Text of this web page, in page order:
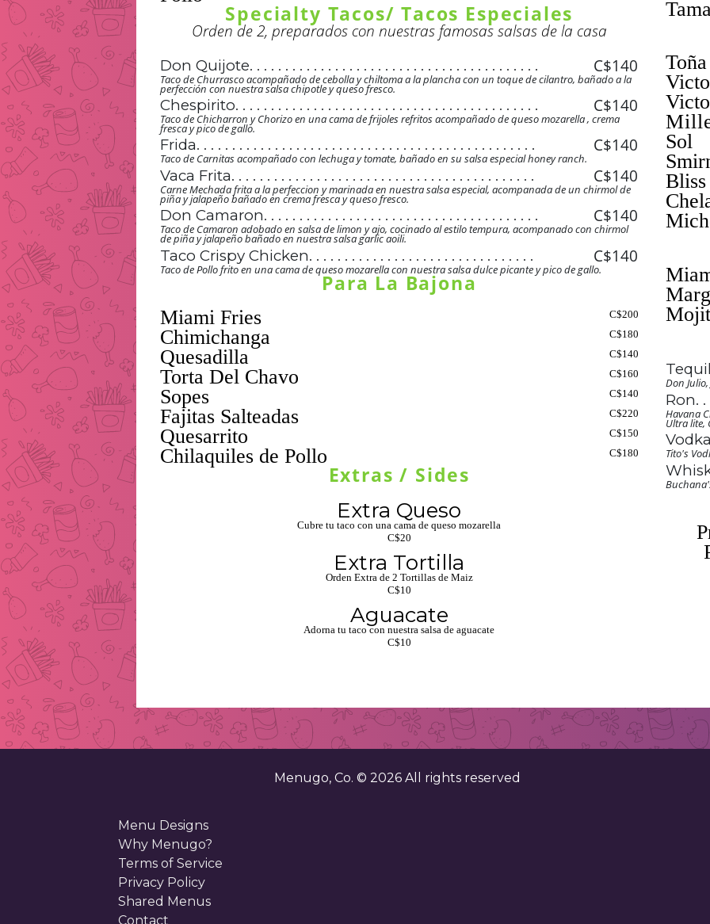
. . . . . . . . . . . . . . . . . . . . . . . . . . . . . . . . . . . . . . .
. . . . . . . . . . . . . . . . . . . . . . . . . . . . . . . . . . . . . . .
. . . . . . . . . . . . . . . . . . . . . . . . . . . . . . . . . . . . . . .
. . . . . . . . . . . . . . . . . . . . . . . . . . . . . . . . . . . . .
. . . . . . . . . . . . . . . . . . . . . . . . . . . . . . . . . . . . .
. . . . . . . . . . . . . . . . . . . . . . . . . . . . . . . . . . . . .
. . . . . . . . . . . . . . . . . . . . . . . . . . . . . . . . . . . . .
. . . . . . . . . . . . . . . . . . . . . . . . . . . . . . . . . . . . .
. . . . . . . . . . . . . . . . . . . . . . . . . . . . . . . . . .
Orden de 2, preparados con nuestras famosas salsas de la casa
Don Quijote. . . . . . . . . . . . . . . . . . . . . . . . . . . . . . . . . . . . . . . . .
. . . . . . . . . . . . . . . . . . . . . . . . . . . . . . . . . . . . . . . . .
. . . . . . . . . . . . . . . . . . . . . . . . . . . . . . . . . . . . . . . . .
. . . . . . . . . . . . . . . . . . . . . . . . . . . . . . . . . . . . . . . . .
. . . . . . . . . . . . . . . . . . . . . . . . . . . . . . . . . . . . . . . . .
. . . . . . . . . . . . . . . . . . . . . . . . . . . . . . . . . . . . . . . . .
. . . . . . . . . . . . . . . . . . . . . . . . . . . . . . . . . . . . . . . . .
. . . . . . . . . . . . . . . . . . . . . . . . . . . . . . . . . . . . . . . . .
. . . . . . . . . . . . . . . . . . . . . . . . . . . . . . . . . . . . . . . . .
. . . . . . . . . . . . . . . . . . . . . . . . . . . . . . . . . . . . . . . . .
. . . . . . . . . . . . . . . . . . . . . . . . . . . . . . . . . . . . . . . . .
. . . . . . . . . . . . . . . . . . . . . . . . . . . . . . . . . . . . . . . . .
. . . . . . . . . . . . . . . . . . . . . . . . . . . . . . . . . . . . . . . . .
. . . . . . . . . . . . . . . . . . . . . . . . . . . . . . . . . . . . . . . . .
. . . . . . . . . . . . . . . . . . . . . . . . . . . . . . . . . . . . . . . . .
. . . . . . . . . . . . . . . . . . . . . . . . . . . . . . . . . . . . . . . . .
. . . . . . . . . . . . . . . . . . . . . . . . . . . . . . . . . . . . . . . . .
C$140
Taco de Churrasco acompañado de cebolla y chiltoma a la plancha con un toque de cilantro, bañado a la
perfección con nuestra salsa chipotle y queso fresco.
Chespirito. . . . . . . . . . . . . . . . . . . . . . . . . . . . . . . . . . . . . . . . . . .
. . . . . . . . . . . . . . . . . . . . . . . . . . . . . . . . . . . . . . . . . . .
. . . . . . . . . . . . . . . . . . . . . . . . . . . . . . . . . . . . . . . . . . .
. . . . . . . . . . . . . . . . . . . . . . . . . . . . . . . . . . . . . . . . . . .
. . . . . . . . . . . . . . . . . . . . . . . . . . . . . . . . . . . . . . . . . . .
. . . . . . . . . . . . . . . . . . . . . . . . . . . . . . . . . . . . . . . . . . .
. . . . . . . . . . . . . . . . . . . . . . . . . . . . . . . . . . . . . . . . . . .
. . . . . . . . . . . . . . . . . . . . . . . . . . . . . . . . . . . . . . . . . . .
. . . . . . . . . . . . . . . . . . . . . . . . . . . . . . . . . . . . . . . . . . .
. . . . . . . . . . . . . . . . . . . . . . . . . . . . . . . . . . . . . . . . . . .
. . . . . . . . . . . . . . . . . . . . . . . . . . . . . . . . . . . . . . . . . . .
. . . . . . . . . . . . . . . . . . . . . . . . . . . . . . . . . . . . . . . . . . .
. . . . . . . . . . . . . . . . . . . . . . . . . . . . . . . . . . . . . . . . . . .
. . . . . . . . . . . . . . . . . . . . . . . . . . . . . . . . . . . . . . . . . . .
. . . . . . . . . . . . . . . . . . . . . . . . . . . . . . . . . . . . . . . . . . .
. . . . . . . . . . . .
C$140
Taco de Chicharron y Chorizo en una cama de frijoles refritos acompañado de queso mozarella , crema
fresca y pico de gallo.
Frida. . . . . . . . . . . . . . . . . . . . . . . . . . . . . . . . . . . . . . . . . . . . . . . .
. . . . . . . . . . . . . . . . . . . . . . . . . . . . . . . . . . . . . . . . . . . . . . . .
. . . . . . . . . . . . . . . . . . . . . . . . . . . . . . . . . . . . . . . . . . . . . . . .
. . . . . . . . . . . . . . . . . . . . . . . . . . . . . . . . . . . . . . . . . . . . . . . .
. . . . . . . . . . . . . . . . . . . . . . . . . . . . . . . . . . . . . . . . . . . . . . . .
. . . . . . . . . . . . . . . . . . . . . . . . . . . . . . . . . . . . . . . . . . . . . . . .
. . . . . . . . . . . . . . . . . . . . . . . . . . . . . . . . . . . . . . . . . . . . . . . .
. . . . . . . . . . . . . . . . . . . . . . . . . . . . . . . . . . . . . . . . . . . . . . . .
. . . . . . . . . . . . . . . . . . . . . . . . . . . . . . . . . . . . . . . . . . . . . . . .
. . . . . . . . . . . . . . . . . . . . . . . . . . . . . . . . . . . . . . . . . . . . . . . .
. . . . . . . . . . . . . . . . . . . . . . . . . . . . . . . . . . . . . . . . . . . . . . . .
. . . . . . . . . . . . . . . . . . . . . . . . . . . . . . . . . . . . . . . . . . . . . . . .
. . . . . . . . . . . . . . . . . . . . . . . . . . . . . . . . . . . . . . . . . . . . . . . .
. . . . . . . . . . . . . . . . . . . . . . . . . . . .
C$140
Taco de Carnitas acompañado con lechuga y tomate, bañado en su salsa especial honey ranch.
Vaca Frita. . . . . . . . . . . . . . . . . . . . . . . . . . . . . . . . . . . . . . . . . . .
. . . . . . . . . . . . . . . . . . . . . . . . . . . . . . . . . . . . . . . . . . .
. . . . . . . . . . . . . . . . . . . . . . . . . . . . . . . . . . . . . . . . . . .
. . . . . . . . . . . . . . . . . . . . . . . . . . . . . . . . . . . . . . . . . . .
. . . . . . . . . . . . . . . . . . . . . . . . . . . . . . . . . . . . . . . . . . .
. . . . . . . . . . . . . . . . . . . . . . . . . . . . . . . . . . . . . . . . . . .
. . . . . . . . . . . . . . . . . . . . . . . . . . . . . . . . . . . . . . . . . . .
. . . . . . . . . . . . . . . . . . . . . . . . . . . . . . . . . . . . . . . . . . .
. . . . . . . . . . . . . . . . . . . . . . . . . . . . . . . . . . . . . . . . . . .
. . . . . . . . . . . . . . . . . . . . . . . . . . . . . . . . . . . . . . . . . . .
. . . . . . . . . . . . . . . . . . . . . . . . . . . . . . . . . . . . . . . . . . .
. . . . . . . . . . . . . . . . . . . . . . . . . . . . . . . . . . . . . . . . . . .
. . . . . . . . . . . . . . . . . . . . . . . . . . . . . . . . . . . . . . . . . . .
. . . . . . . . . . . . . . . . . . . . . . . . . . . . . . . . . . . . . . . . . . .
. . . . . . . . . . . . . . . . . . . . . . . . . . . . . . . . . . . . . . . . . . .
C$140
Carne Mechada frita a la perfeccion y marinada en nuestra salsa especial, acompanada de un chirmol de
piña y jalapeño bañado en crema fresca y queso fresco.
Don Camaron. . . . . . . . . . . . . . . . . . . . . . . . . . . . . . . . . . . . . . .
. . . . . . . . . . . . . . . . . . . . . . . . . . . . . . . . . . . . . . .
. . . . . . . . . . . . . . . . . . . . . . . . . . . . . . . . . . . . . . .
. . . . . . . . . . . . . . . . . . . . . . . . . . . . . . . . . . . . . . .
. . . . . . . . . . . . . . . . . . . . . . . . . . . . . . . . . . . . . . .
. . . . . . . . . . . . . . . . . . . . . . . . . . . . . . . . . . . . . . .
. . . . . . . . . . . . . . . . . . . . . . . . . . . . . . . . . . . . . . .
. . . . . . . . . . . . . . . . . . . . . . . . . . . . . . . . . . . . . . .
. . . . . . . . . . . . . . . . . . . . . . . . . . . . . . . . . . . . . . .
. . . . . . . . . . . . . . . . . . . . . . . . . . . . . . . . . . . . . . .
. . . . . . . . . . . . . . . . . . . . . . . . . . . . . . . . . . . . . . .
. . . . . . . . . . . . . . . . . . . . . . . . . . . . . . . . . . . . . . .
. . . . . . . . . . . . . . . . . . . . . . . . . . . . . . . . . . . . .
C$140
Taco de Camaron adobado en salsa de limon y ajo, cocinado al estilo tempura, acompanado con chirmol
de piña y jalapeño bañado en nuestra salsa garlic aoili.
Taco Crispy Chicken. . . . . . . . . . . . . . . . . . . . . . . . . . . . . . . .
. . . . . . . . . . . . . . . . . . . . . . . . . . . . . . . .
. . . . . . . . . . . . . . . . . . . . . . . . . . . . . . . .
. . . . . . . . . . . . . . . . . . . . . . . . . . . . . . . .
. . . . . . . . . . . . . . . . . . . . . . . . . . . . . . . .
. . . . . . . . . . . . . . . . . . . . . . . . . . . . . . . .
. . . . . . . . . . . . . . . . . . . . . . . . . . . . . . . .
. . . . . . . . . . . . . . . . . . . . . . . . . . . . . . . .
. . . . . . . . . . . . . . . . . . . . . . . . . . . . . . . .
. . . . . . . . . . . . . . . . . . . . . . . . . . . . . . . .
. . . . . . . . . . . . . . . . . . . . . . . . . . . .
C$140
Taco de Pollo frito en una cama de queso mozarella con nuestra salsa dulce picante y pico de gallo.
Miami Fries C$200
Chimichanga C$180
Quesadilla C$140
C$160
Sopes C$140
Fajitas Salteadas C$220
C$150
C$180
Extras / Sides
Cubre tu taco con una cama de queso mozarella
C$20
Orden Extra de 2 Tortillas de Maiz
C$10
Adorna tu taco con nuestra salsa de aguacate
C$10
Toña
Don
Ron.
. .
. .
. .
. .
.
. .
. .
.
. .
. .
Havana
Ultra lite,
Vodka
Tito's
Menugo, Co. © 2026 All rights reserved
Menu Designs
Why Menugo?
Terms of Service
Privacy Policy
Shared Menus
Contact